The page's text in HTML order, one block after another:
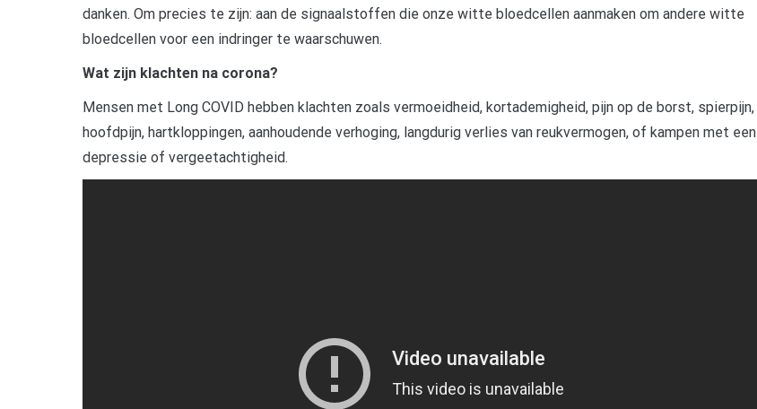
danken. Om precies te zijn: aan de signaalstoffen die onze witte bloedcellen aanmaken om andere witte
bloedcellen voor een indringer te waarschuwen.
Wat zijn klachten na corona?
Mensen met Long COVID hebben klachten zoals vermoeidheid, kortademigheid, pijn op de borst, spierpijn,
hoofdpijn, hartkloppingen, aanhoudende verhoging, langdurig verlies van reukvermogen, of kampen met een
depressie of vergeetachtigheid.